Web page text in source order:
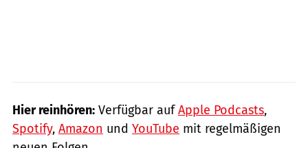
Hier reinhören: Verfügbar aufApple Podcasts,
Spotify, Amazon und YouTube mit regelmäßigen